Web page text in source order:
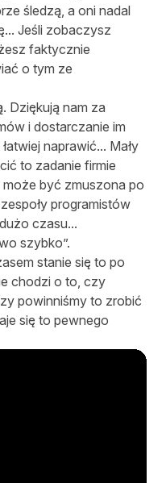
śledzą, a oni nadal
Jeśli zobaczysz
faktycznie
o tym ze
Dziękują nam za
i dostarczanie im
naprawić... Mały
to zadanie firmie
być zmuszona po
programistów
czasu...
szybko”.
stanie się to po
chodzi o to, czy
powinniśmy to zrobić
się to pewnego